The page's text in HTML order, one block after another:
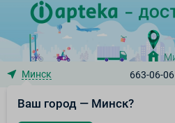
Минск
Ваш город — Минск?
663-06-06